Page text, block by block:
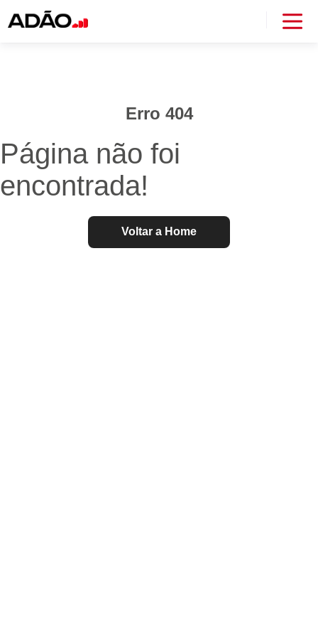
Erro 404
Página não foi
encontrada!
Voltar a Home